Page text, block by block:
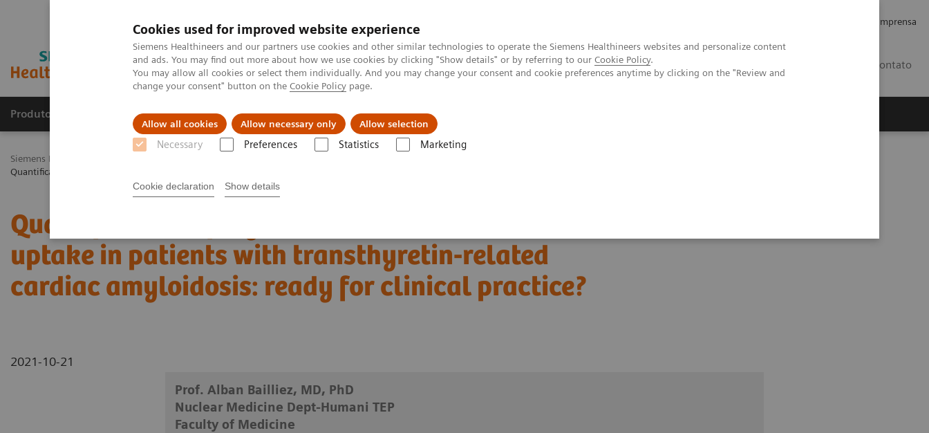
Cookies used for improved website experience
Siemens Healthineers and our partners use cookies and other similar technologies to operate the Siemens Healthineers websites and personalize content
and ads. You may find out more about how we use cookies by clicking "Show details" or by referring to our Cookie Policy.
You may allow all cookies or select them individually. And you may change your consent and cookie preferences anytime by clicking on the "Review and
change your consent" button on the Cookie Policy page.
Allow all cookies Allow necessary only Allow selection
Necessary Preferences Statistics Marketing
Cookie declaration Show details
Imprensa
Contato
Produtos e serviços Especialidades Clínicas e Patologias Serviços de pós-venda
Siemens Healthineers Brasil
Quantification of myocardial
Quantification of myocardial 99mTc-HMDP
uptake in patients with transthyretin-related
cardiac amyloidosis: ready for clinical practice?
2021-10-21
Prof. Alban Bailliez, MD, PhD
Nuclear Medicine Dept-Humani TEP
Faculty of Medicine